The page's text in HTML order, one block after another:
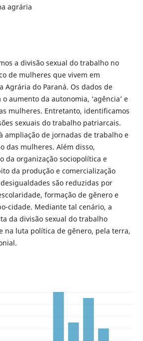
agrária
a divisão sexual do trabalho no
de mulheres que vivem em
Agrária do Paraná. Os dados de
aumento da autonomia, ‘agência’ e
mulheres. Entretanto, identificamos
sexuais do trabalho patriarcais.
ampliação de jornadas de trabalho e
das mulheres. Além disso,
da organização sociopolítica e
da produção e comercialização
são reduzidas por
formação de gênero e
cidade. Mediante tal cenário, a
da divisão sexual do trabalho
na luta política de gênero, pela terra,